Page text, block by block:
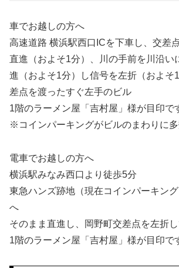
車でお越しの方へ
高速道路 横浜駅西口ICを下車し、交差
直進（およそ1分）、川の手前を川沿い
進（およそ1分）し信号を左折（およそ
差点を渡ったすぐ左手のビル
1階のラーメン屋「吉村屋」様が目印で
※コインパーキングがビルのまわりに
電車でお越しの方へ
横浜駅みなみ西口より徒歩5分
東急ハンズ跡地（現在コインパーキン
へ
そのまま直進し、岡野町交差点を左折
1階のラーメン屋「吉村屋」様が目印で